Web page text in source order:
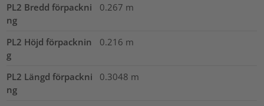
PL2 Bredd förpackni
ng
0.267 m
PL2 Höjd förpacknin
g
0.216 m
PL2 Längd förpackni
ng
0.3048 m